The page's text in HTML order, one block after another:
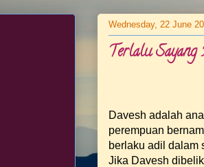
Wednesday, 22 June
Terlalu Sayang
Davesh adalah
perempuan
berlaku adil dalam
Jika Davesh